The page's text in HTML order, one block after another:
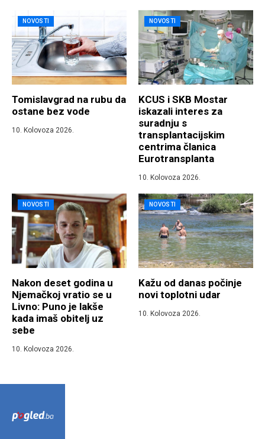
NOVOSTI
Tomislavgrad na rubu da
ostane bez vode
10. Kolovoza 2026.
NOVOSTI
KCUS i SKB Mostar
iskazali interes za
suradnju s
transplantacijskim
centrima članica
Eurotransplanta
10. Kolovoza 2026.
NOVOSTI
Nakon deset godina u
Njemačkoj vratio se u
Livno: Puno je lakše
kada imaš obitelj uz
sebe
10. Kolovoza 2026.
NOVOSTI
Kažu od danas počinje
novi toplotni udar
10. Kolovoza 2026.